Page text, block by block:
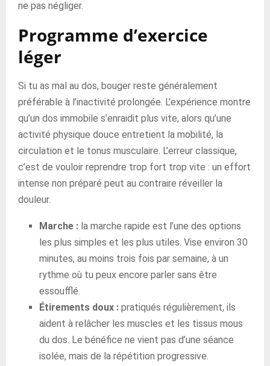
ne pas négliger.
Programme d’exercice
léger
Si tu as mal au dos, bouger reste généralement
préférable à l’inactivité prolongée. L’expérience montre
qu’un dos immobile s’enraidit plus vite, alors qu’une
activité physique douce entretient la mobilité, la
circulation et le tonus musculaire. L’erreur classique,
c’est de vouloir reprendre trop fort trop vite : un effort
intense non préparé peut au contraire réveiller la
douleur.
Marche : la marche rapide est l’une des options
les plus simples et les plus utiles. Vise environ 30
minutes, au moins trois fois par semaine, à un
rythme où tu peux encore parler sans être
essoufflé.
Étirements doux : pratiqués régulièrement, ils
aident à relâcher les muscles et les tissus mous
du dos. Le bénéfice ne vient pas d’une séance
isolée, mais de la répétition progressive.